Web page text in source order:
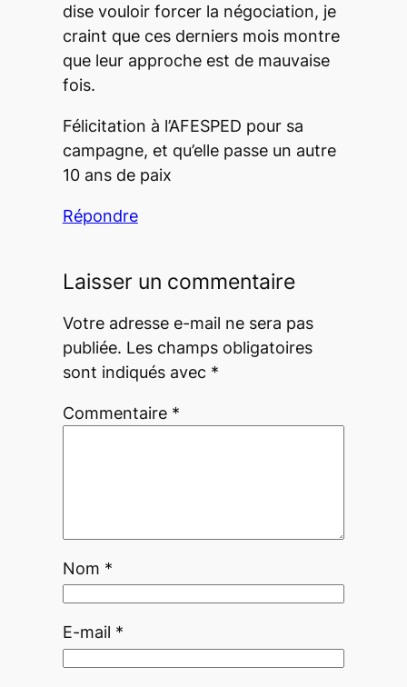
dise vouloir forcer la négociation, je
craint que ces derniers mois montre
que leur approche est de mauvaise
fois.
Félicitation à l’AFESPED pour sa
campagne, et qu’elle passe un autre
10 ans de paix
Répondre
Laisser un commentaire
Votre adresse e-mail ne sera pas
publiée. Les champs obligatoires
sont indiqués avec *
Commentaire *
Nom *
E-mail *